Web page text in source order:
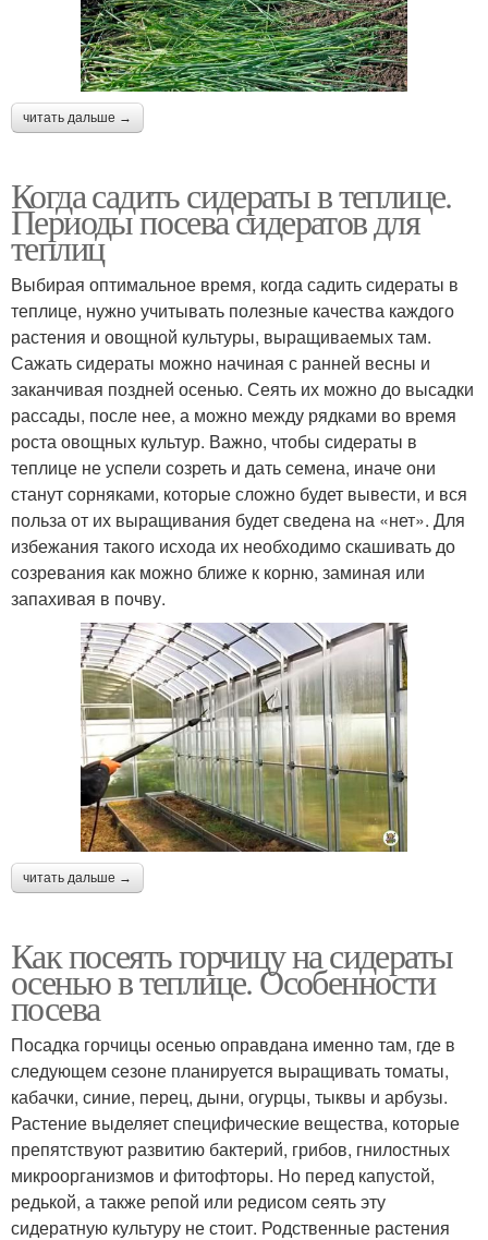
читать дальше →
Когда садить сидераты в теплице.
Периоды посева сидератов для
теплиц
Выбирая оптимальное время, когда садить сидераты в
теплице, нужно учитывать полезные качества каждого
растения и овощной культуры, выращиваемых там.
Сажать сидераты можно начиная с ранней весны и
заканчивая поздней осенью. Сеять их можно до высадки
рассады, после нее, а можно между рядками во время
роста овощных культур. Важно, чтобы сидераты в
теплице не успели созреть и дать семена, иначе они
станут сорняками, которые сложно будет вывести, и вся
польза от их выращивания будет сведена на «нет». Для
избежания такого исхода их необходимо скашивать до
созревания как можно ближе к корню, заминая или
запахивая в почву.
читать дальше →
Как посеять горчицу на сидераты
осенью в теплице. Особенности
посева
Посадка горчицы осенью оправдана именно там, где в
следующем сезоне планируется выращивать томаты,
кабачки, синие, перец, дыни, огурцы, тыквы и арбузы.
Растение выделяет специфические вещества, которые
препятствуют развитию бактерий, грибов, гнилостных
микроорганизмов и фитофторы. Но перед капустой,
редькой, а также репой или редисом сеять эту
сидератную культуру не стоит. Родственные растения